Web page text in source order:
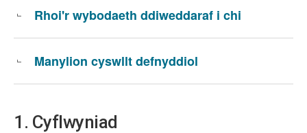
Rhoi'r wybodaeth ddiweddaraf i chi
Manylion cyswllt defnyddiol
1. Cyflwyniad